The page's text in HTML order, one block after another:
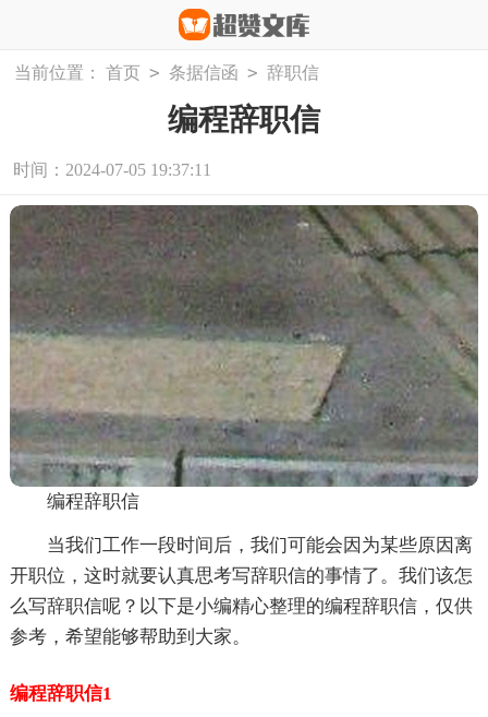
当前位置： 首页 > 条据信函 > 辞职信
编程辞职信
时间：2024-07-05 19:37:11
编程辞职信
当我们工作一段时间后，我们可能会因为某些原因离
开职位，这时就要认真思考写辞职信的事情了。我们该怎
么写辞职信呢？以下是小编精心整理的编程辞职信，仅供
参考，希望能够帮助到大家。
编程辞职信1